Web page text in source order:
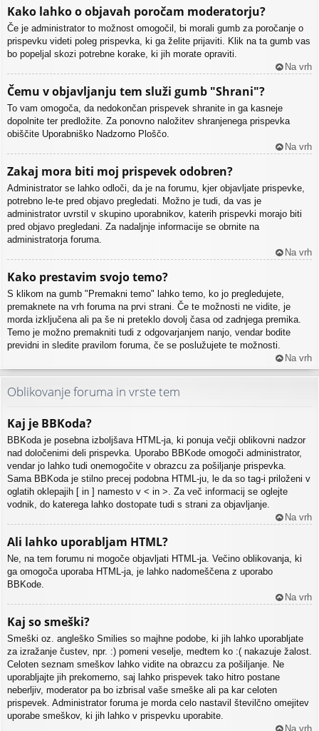
Kako lahko o objavah poročam moderatorju?
Če je administrator to možnost omogočil, bi morali gumb za poročanje o
prispevku videti poleg prispevka, ki ga želite prijaviti. Klik na ta gumb vas
bo popeljal skozi potrebne korake, ki jih morate opraviti.
Na vrh
Čemu v objavljanju tem služi gumb "Shrani"?
To vam omogoča, da nedokončan prispevek shranite in ga kasneje
dopolnite ter predložite. Za ponovno naložitev shranjenega prispevka
obiščite Uporabniško Nadzorno Ploščo.
Na vrh
Zakaj mora biti moj prispevek odobren?
Administrator se lahko odloči, da je na forumu, kjer objavljate prispevke,
potrebno le-te pred objavo pregledati. Možno je tudi, da vas je
administrator uvrstil v skupino uporabnikov, katerih prispevki morajo biti
pred objavo pregledani. Za nadaljnje informacije se obrnite na
administratorja foruma.
Na vrh
Kako prestavim svojo temo?
S klikom na gumb "Premakni temo" lahko temo, ko jo pregledujete,
premaknete na vrh foruma na prvi strani. Če te možnosti ne vidite, je
morda izključena ali pa še ni preteklo dovolj časa od zadnjega premika.
Temo je možno premakniti tudi z odgovarjanjem nanjo, vendar bodite
previdni in sledite pravilom foruma, če se poslužujete te možnosti.
Na vrh
Oblikovanje foruma in vrste tem
Kaj je BBKoda?
BBKoda je posebna izboljšava HTML-ja, ki ponuja večji oblikovni nadzor
nad določenimi deli prispevka. Uporabo BBKode omogoči administrator,
vendar jo lahko tudi onemogočite v obrazcu za pošiljanje prispevka.
Sama BBKoda je stilno precej podobna HTML-ju, le da so tag-i priloženi v
oglatih oklepajih [ in ] namesto v < in >. Za več informacij se oglejte
vodnik, do katerega lahko dostopate tudi s strani za objavljanje.
Na vrh
Ali lahko uporabljam HTML?
Ne, na tem forumu ni mogoče objavljati HTML-ja. Večino oblikovanja, ki
ga omogoča uporaba HTML-ja, je lahko nadomeščena z uporabo
BBKode.
Na vrh
Kaj so smeški?
Smeški oz. angleško Smilies so majhne podobe, ki jih lahko uporabljate
za izražanje čustev, npr. :) pomeni veselje, medtem ko :( nakazuje žalost.
Celoten seznam smeškov lahko vidite na obrazcu za pošiljanje. Ne
uporabljajte jih prekomerno, saj lahko prispevek tako hitro postane
neberljiv, moderator pa bo izbrisal vaše smeške ali pa kar celoten
prispevek. Administrator foruma je morda celo nastavil številčno omejitev
uporabe smeškov, ki jih lahko v prispevku uporabite.
Na vrh